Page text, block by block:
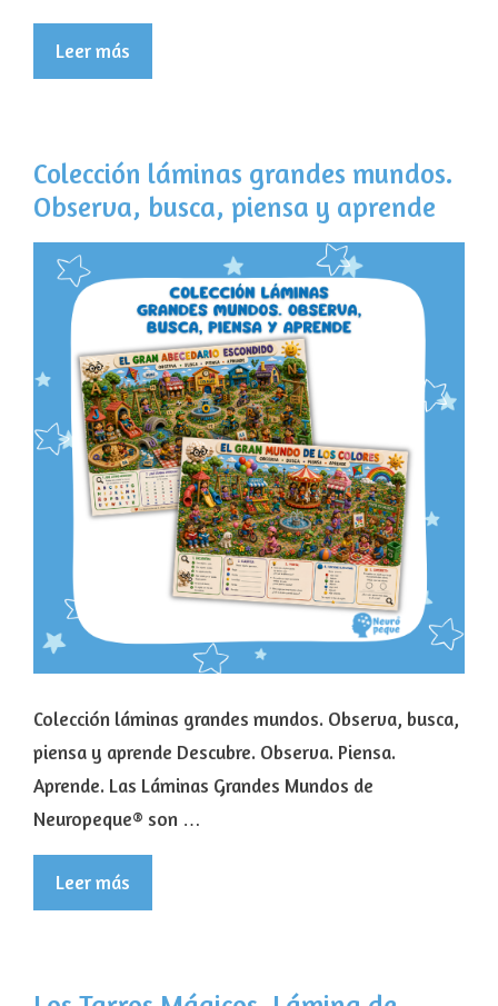
Leer más
Colección láminas grandes mundos.
Observa, busca, piensa y aprende
Colección láminas grandes mundos. Observa, busca,
piensa y aprende Descubre. Observa. Piensa.
Aprende. Las Láminas Grandes Mundos de
Neuropeque® son …
Leer más